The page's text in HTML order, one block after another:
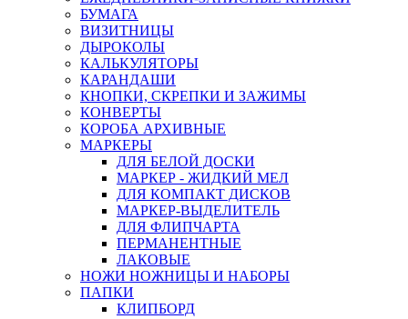
БУМАГА
ВИЗИТНИЦЫ
ДЫРОКОЛЫ
КАЛЬКУЛЯТОРЫ
КАРАНДАШИ
КНОПКИ, СКРЕПКИ И ЗАЖИМЫ
КОНВЕРТЫ
КОРОБА АРХИВНЫЕ
МАРКЕРЫ
ДЛЯ БЕЛОЙ ДОСКИ
МАРКЕР - ЖИДКИЙ МЕЛ
ДЛЯ КОМПАКТ ДИСКОВ
МАРКЕР-ВЫДЕЛИТЕЛЬ
ДЛЯ ФЛИПЧАРТА
ПЕРМАНЕНТНЫЕ
ЛАКОВЫЕ
НОЖИ НОЖНИЦЫ И НАБОРЫ
ПАПКИ
КЛИПБОРД